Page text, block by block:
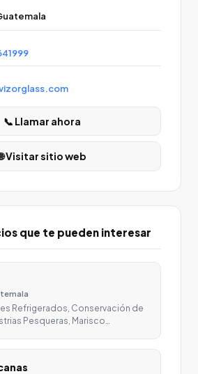
📞 Llamar ahora
Visitar sitio web
que te pueden interesar
Refrigerados, Conservación de
Pesqueras, Marisco…